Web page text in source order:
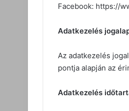
Facebook: https://
Adatkezelés
Az adatkezelés
pontja alapján az
Adatkezelés